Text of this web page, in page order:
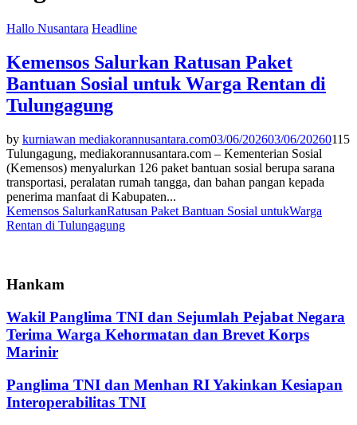
Hallo Nusantara Headline
Kemensos Salurkan Ratusan Paket
Bantuan Sosial untuk Warga Rentan di
Tulungagung
by kurniawan mediakorannusantara.com03/06/202603/06/20260115
Tulungagung, mediakorannusantara.com – Kementerian Sosial
(Kemensos) menyalurkan 126 paket bantuan sosial berupa sarana
transportasi, peralatan rumah tangga, dan bahan pangan kepada
penerima manfaat di Kabupaten...
Kemensos SalurkanRatusan Paket Bantuan Sosial untukWarga
Rentan di Tulungagung
Hankam
Wakil Panglima TNI dan Sejumlah Pejabat Negara
Terima Warga Kehormatan dan Brevet Korps
Marinir
Panglima TNI dan Menhan RI Yakinkan Kesiapan
Interoperabilitas TNI